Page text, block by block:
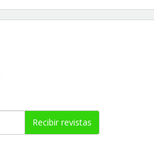
Recibir revistas